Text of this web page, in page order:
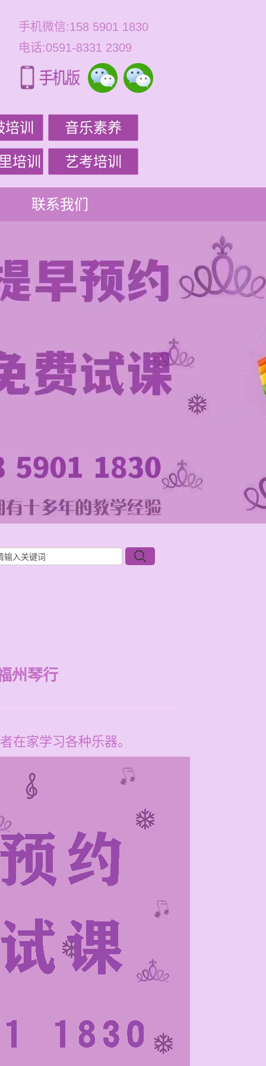
手机微信:158 5901 1830
电话:0591-8331 2309
训 音乐素养
培训 艺考培训
联系我们
州琴行
在家学习各种乐器。